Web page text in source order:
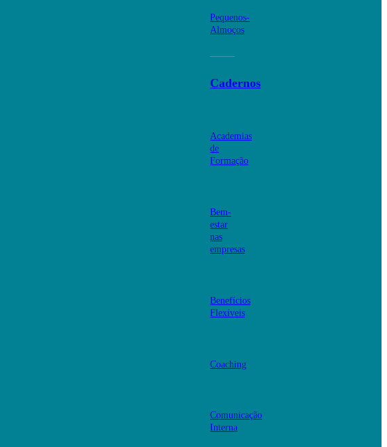
Pequenos-
Almoços
Cadernos
Academias
de
Formação
Bem-
estar
nas
empresas
Benefícios
Flexíveis
Coaching
Comunicação
Interna